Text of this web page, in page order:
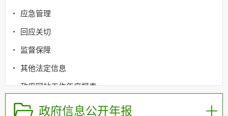
应急管理
回应关切
监督保障
其他法定信息
政府网站工作年度报表
政府信息公开年报